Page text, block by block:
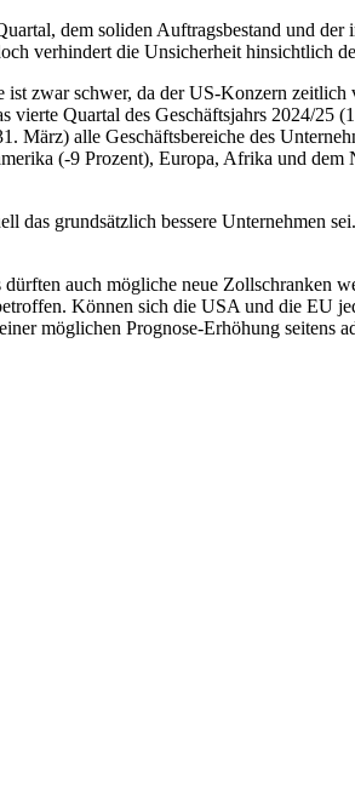
dem soliden Auftragsbestand und
verhindert die Unsicherheit
zwar schwer, da der US-Konzern
vierte Quartal des Geschäftsjahrs 2024/
März) alle Geschäftsbereiche des
(-9 Prozent), Europa, Afrika und
das grundsätzlich bessere Unternehmen
auch mögliche neue Zollschranken
Können sich die USA und die EU
möglichen Prognose-Erhöhung seitens